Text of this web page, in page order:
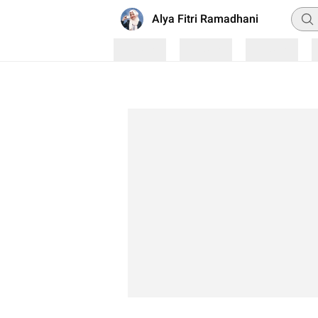
Alya Fitri Ramadhani